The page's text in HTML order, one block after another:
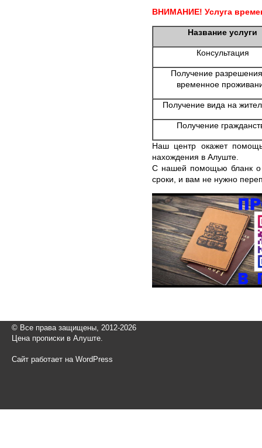
ВНИМАНИЕ! Услуга
Название услуги
Консультация
Получение
временное
Получение вида на
Получение
Наш центр окажет
нахождения в Алуште.
С нашей помощью бланк о
сроки, и вам не нужно
© Все права защищены, 2012-2026
Цена прописки в Алуште.
Сайт работает на WordPress